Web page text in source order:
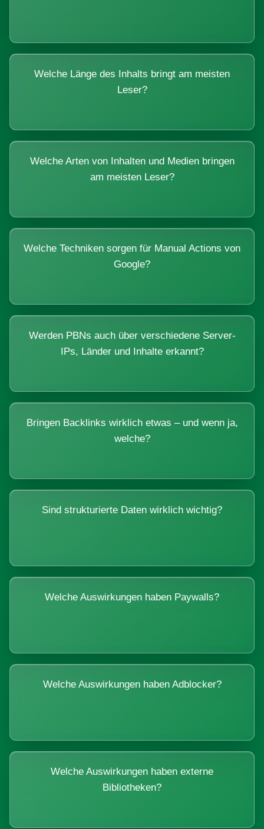
Welche Länge des Inhalts bringt am meisten
Leser?
Welche Arten von Inhalten und Medien bringen
am meisten Leser?
Welche Techniken sorgen für Manual Actions von
Google?
Werden PBNs auch über verschiedene Server-
IPs, Länder und Inhalte erkannt?
Bringen Backlinks wirklich etwas – und wenn ja,
welche?
Sind strukturierte Daten wirklich wichtig?
Welche Auswirkungen haben Paywalls?
Welche Auswirkungen haben Adblocker?
Welche Auswirkungen haben externe
Bibliotheken?